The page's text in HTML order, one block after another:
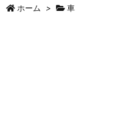
ホーム > 車